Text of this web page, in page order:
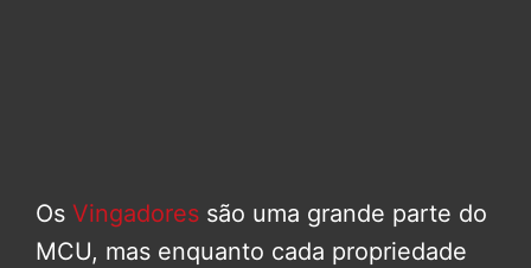
Os Vingadores são uma grande parte do
MCU, mas enquanto cada propriedade